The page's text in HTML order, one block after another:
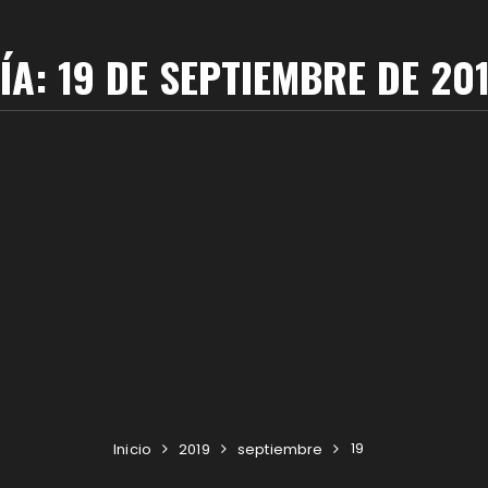
19 DE SEPTIEMBRE DE
Inicio 2019 septiembre 19